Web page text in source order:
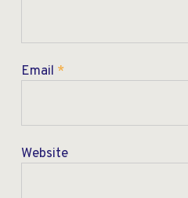
Email *
Website